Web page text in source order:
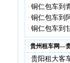
· 铜仁包车到
· 铜仁包车到
· 铜仁包车到
贵州租车网—
· 贵阳租大客